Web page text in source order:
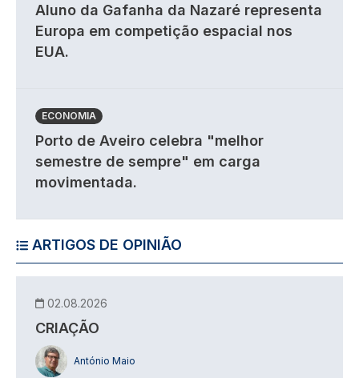
Aluno da Gafanha da Nazaré representa
Europa em competição espacial nos
EUA.
ECONOMIA
Porto de Aveiro celebra "melhor
semestre de sempre" em carga
movimentada.
ARTIGOS DE OPINIÃO
02.08.2026
CRIAÇÃO
António Maio